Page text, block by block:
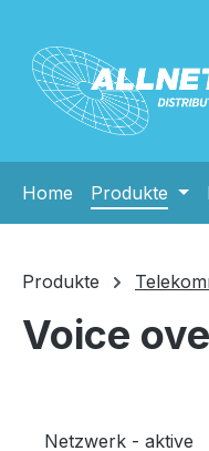
Home Produkte
Produkte
Voice
Netzwerk - aktive